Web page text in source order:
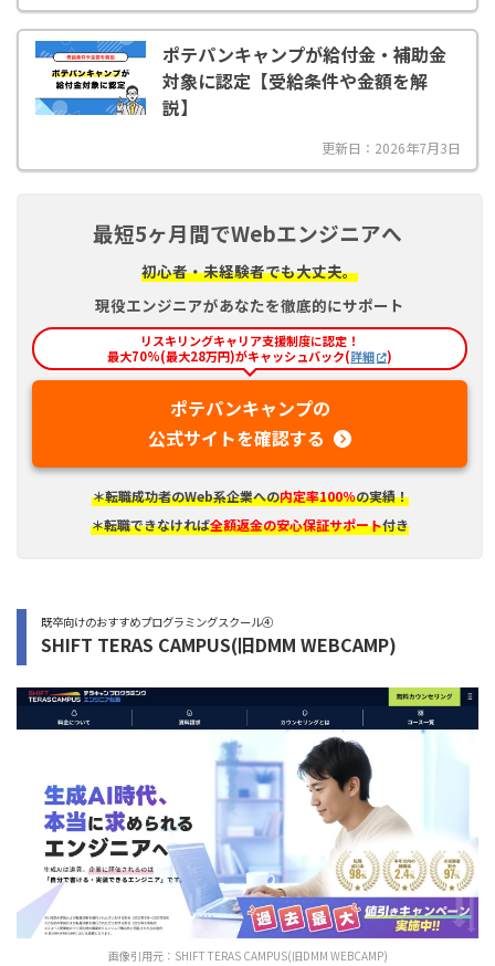
ポテパンキャンプが給付金・補助金
対象に認定【受給条件や金額を解
説】
更新日：2026年7月3日
最短5ヶ月間でWebエンジニアへ
初心者・未経験者でも大丈夫。
現役エンジニアがあなたを徹底的にサポート
リスキリングキャリア支援制度に認定！
最大70%(最大28万円)がキャッシュバック(詳細 )
ポテパンキャンプの
公式サイトを確認する
＊転職成功者のWeb系企業への内定率100％の実績！
＊転職できなければ全額返金の安心保証サポート付き
既卒向けのおすすめプログラミングスクール④
SHIFT TERAS CAMPUS(旧DMM WEBCAMP)
画像引用元： SHIFT TERAS CAMPUS(旧DMM WEBCAMP)